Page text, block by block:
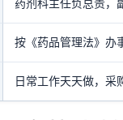
药剂科主任负总责，
按《药品管理法》办
日常工作天天做，采